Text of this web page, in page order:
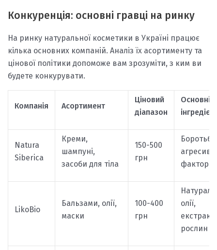
Конкуренція: основні гравці на ринку
На ринку натуральної косметики в Україні працює
кілька основних компаній. Аналіз їх асортименту та
цінової політики допоможе вам зрозуміти, з ким ви
будете конкурувати.
Компанія Асортимент
Ціновий
діапазон
Основні
Natura
Siberica
Креми,
шампуні,
засоби для тіла
150-500
грн
LikoBio
Бальзами, олії,
маски
100-400
грн
олії,
рослин